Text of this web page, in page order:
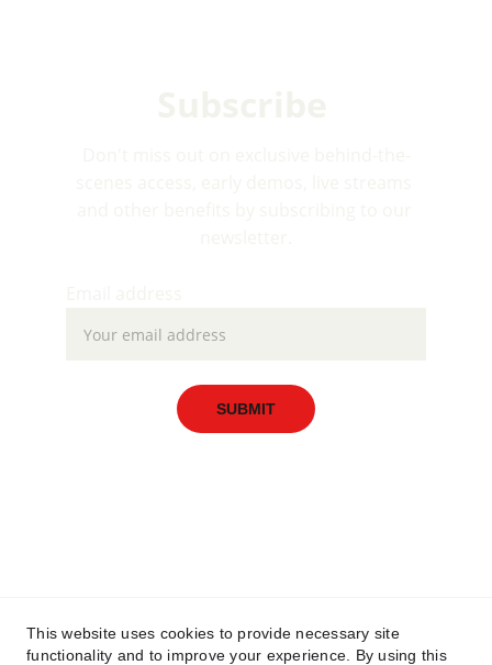
SUBMIT
This website uses cookies to provide necessary site
functionality and to improve your experience. By using this